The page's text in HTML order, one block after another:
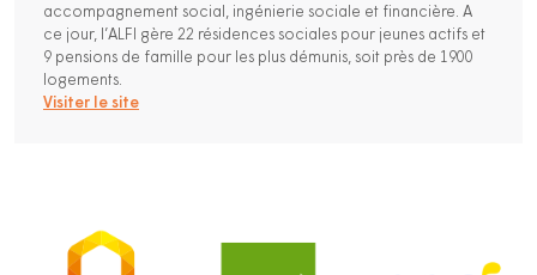
accompagnement social, ingénierie sociale et financière. A
ce jour, l’ALFI gère 22 résidences sociales pour jeunes actifs et
9 pensions de famille pour les plus démunis, soit près de 1900
logements.
Visiter le site